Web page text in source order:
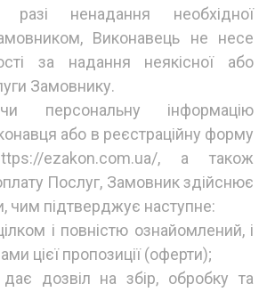
ненадання необхідної
Виконавець не несе
за надання неякісної або
Замовнику.
персональну інформацію
або в реєстраційну форму
ezakon.com.ua/, а також
Послуг, Замовник здійснює
чим підтверджує наступне:
і повністю ознайомлений, і
цієї пропозиції (оферти);
дозвіл на збір, обробку та